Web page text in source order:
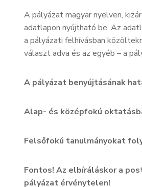
A pályázat magyar nyelven,
adatlapon nyújtható be. Az
a pályázati felhívásban
választ adva és az egyéb – a
A pályázat benyújtásának
Alap- és középfokú
Felsőfokú tanulmányokat
Fontos! Az elbíráláskor a
pályázat érvénytelen!